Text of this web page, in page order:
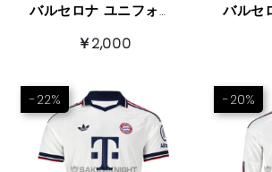
バルセロナ ユニフォーム ショーツ 2026/7 ホーム
￥2,000
-22% -20%